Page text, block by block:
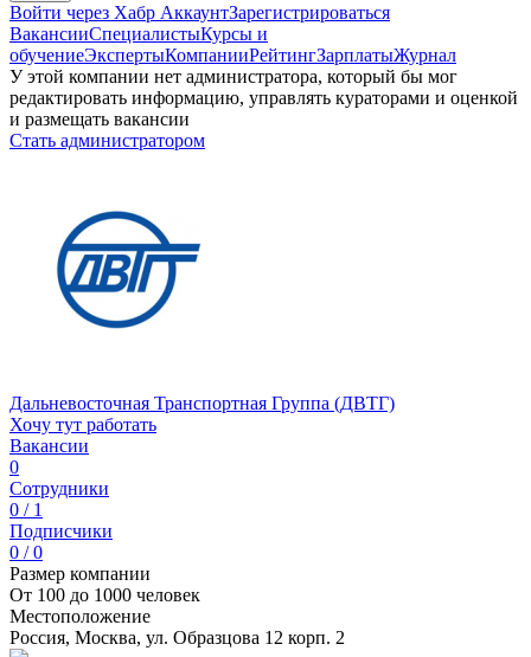
Войти через Хабр АккаунтЗарегистрироваться
ВакансииСпециалистыКурсы и
обучениеЭкспертыКомпанииРейтингЗарплатыЖурнал
У этой компании нет администратора, который бы мог
редактировать информацию, управлять кураторами и оценкой
и размещать вакансии
Стать администратором
Дальневосточная Транспортная Группа (ДВТГ)
Хочу тут работать
Вакансии
0
Сотрудники
0 / 1
Подписчики
0 / 0
Размер компании
От 100 до 1000 человек
Местоположение
Россия, Москва, ул. Образцова 12 корп. 2